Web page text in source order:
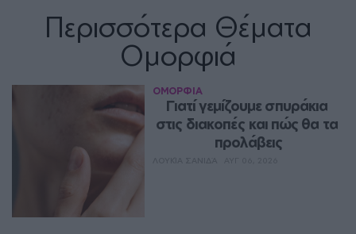
Περισσότερα Θέματα
Ομορφιά
ΟΜΟΡΦΙΑ
Γιατί γεμίζουμε σπυράκια
στις διακοπές και πώς θα τα
προλάβεις